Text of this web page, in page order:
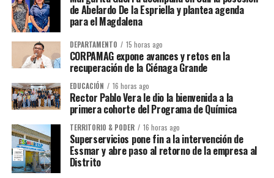
de Abelardo De la Espriella y plantea agenda
para el Magdalena
DEPARTAMENTO 15 horas ago
CORPAMAG expone avances y retos en la
recuperación de la Ciénaga Grande
EDUCACIÓN 16 horas ago
Rector Pablo Vera le dio la bienvenida a la
primera cohorte del Programa de Química
TERRITORIO & PODER 16 horas ago
Superservicios pone fin a la intervención de
Essmar y abre paso al retorno de la empresa al
Distrito